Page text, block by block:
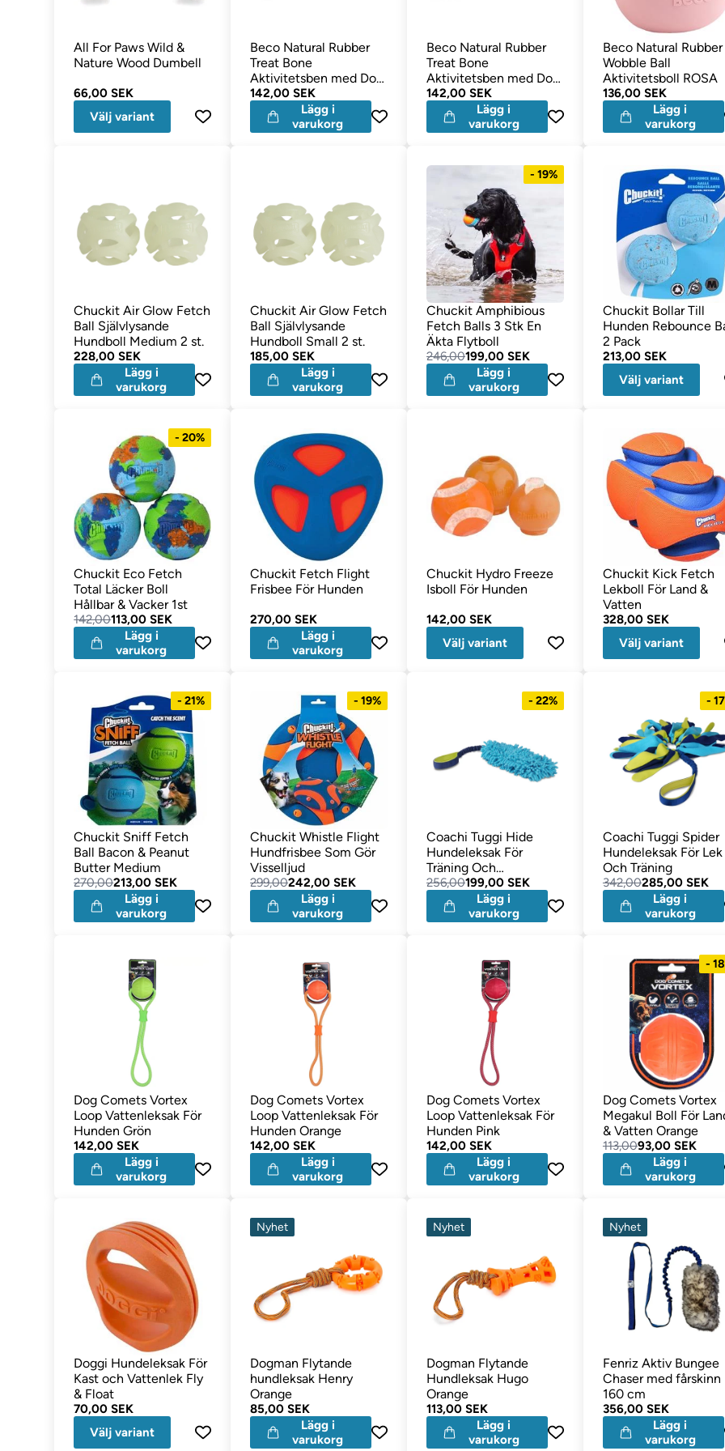
All For Paws Wild &
Nature Wood Dumbell
66,00 SEK
Välj variant
Beco Natural Rubber
Treat Bone
Aktivitetsben med Doft
av Vanilj GRÖN
142,00 SEK
Lägg i
varukorg
Beco Natural Rubber
Treat Bone
Aktivitetsben med Doft
av Vanilj ROSA
142,00 SEK
Lägg i
varukorg
Beco Natural Rubber
Wobble Ball
Aktivitetsboll ROSA
136,00 SEK
Lägg i
varukorg
Chuckit Air Glow Fetch
Ball Självlysande
Hundboll Medium 2 st.
228,00 SEK
Lägg i
varukorg
Chuckit Air Glow Fetch
Ball Självlysande
Hundboll Small 2 st.
185,00 SEK
Lägg i
varukorg
- 19%
Chuckit Amphibious
Fetch Balls 3 Stk En
Äkta Flytboll
246,00199,00 SEK
Lägg i
varukorg
Chuckit Bollar Till
Hunden Rebounce
2 Pack
213,00 SEK
Välj variant
- 20%
Chuckit Eco Fetch
Total Läcker Boll
Hållbar & Vacker 1st
142,00113,00 SEK
Lägg i
varukorg
Chuckit Fetch Flight
Frisbee För Hunden
270,00 SEK
Lägg i
varukorg
Chuckit Hydro Freeze
Isboll För Hunden
142,00 SEK
Välj variant
Chuckit Kick Fetch
Lekboll För Land &
Vatten
328,00 SEK
Välj variant
- 21%
Chuckit Sniff Fetch
Ball Bacon & Peanut
Butter Medium
270,00213,00 SEK
Lägg i
varukorg
- 19%
Chuckit Whistle Flight
Hundfrisbee Som Gör
Visselljud
299,00242,00 SEK
Lägg i
varukorg
- 22%
Coachi Tuggi Hide
Hundeleksak För
Träning Och
Apportering
256,00199,00 SEK
Lägg i
varukorg
-
Coachi Tuggi Spider
Hundeleksak För Lek
Och Träning
342,00285,00 SEK
Lägg i
varukorg
Dog Comets Vortex
Loop Vattenleksak För
Hunden Grön
142,00 SEK
Lägg i
varukorg
Dog Comets Vortex
Loop Vattenleksak För
Hunden Orange
142,00 SEK
Lägg i
varukorg
Dog Comets Vortex
Loop Vattenleksak För
Hunden Pink
142,00 SEK
Lägg i
varukorg
-
Dog Comets Vortex
Megakul Boll För
& Vatten Orange
113,0093,00 SEK
Lägg i
varukorg
Doggi Hundeleksak För
Kast och Vattenlek Fly
& Float
70,00 SEK
Välj variant
Nyhet
Dogman Flytande
hundleksak Henry
Orange
85,00 SEK
Lägg i
varukorg
Nyhet
Dogman Flytande
Hundleksak Hugo
Orange
113,00 SEK
Lägg i
varukorg
Nyhet
Fenriz Aktiv Bungee
Chaser med fårskinn
160 cm
356,00 SEK
Lägg i
varukorg